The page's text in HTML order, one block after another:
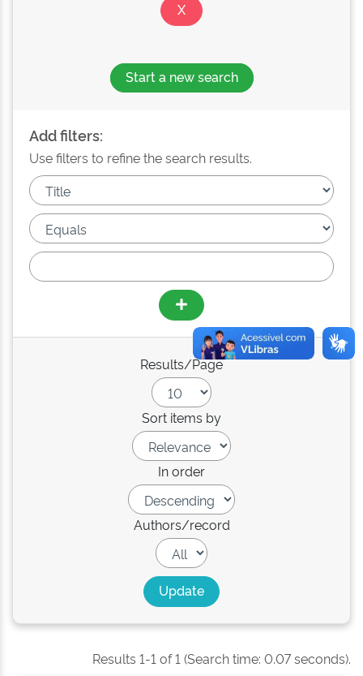
Start a new search
Add filters:
Use filters to refine the search results.
Results/Page
Sort items by
In order
Authors/record
Results 1-1 of 1 (Search time: 0.07 seconds).